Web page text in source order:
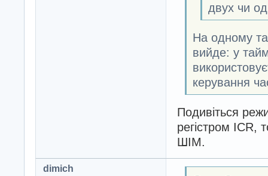
двух чи
На одному
вийде: у
керування
Подивіться
регістром ICR,
ШІМ.
dimich